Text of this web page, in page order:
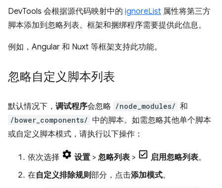
DevTools 会根据源代码映射中的 ignoreList 属性将第三方
脚本添加到忽略列表。框架和捆绑程序需要提供此信息。
例如，Angular 和 Nuxt 等框架支持此功能。
忽略自定义脚本列表
默认情况下， 调试程序会忽略 /node_modules/ 和
/bower_components/ 中的脚本。如需忽略其他单个脚本
或自定义脚本模式，请执行以下操作：
依次选择 设置 > 忽略列表 > 启用忽略列表。
在自定义排除规则部分，点击添加模式。